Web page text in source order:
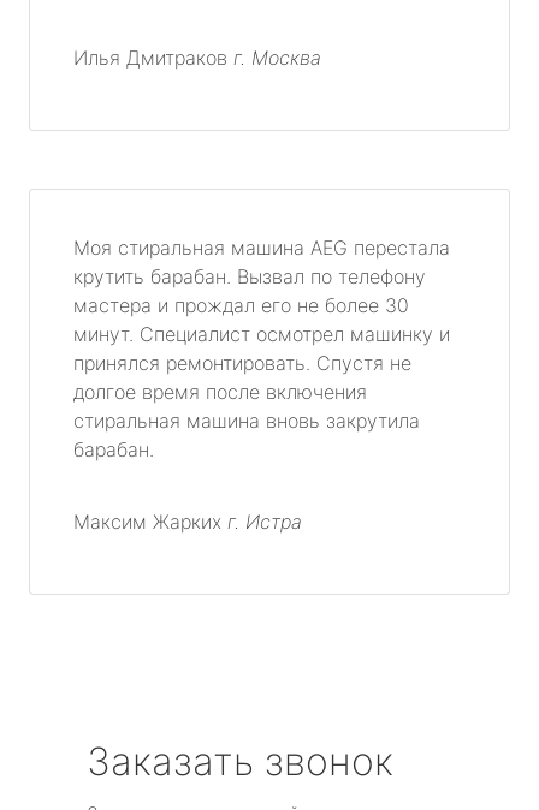
Илья Дмитраков г. Москва
Моя стиральная машина AEG перестала
крутить барабан. Вызвал по телефону
мастера и прождал его не более 30
минут. Специалист осмотрел машинку и
принялся ремонтировать. Спустя не
долгое время после включения
стиральная машина вновь закрутила
барабан.
Максим Жарких г. Истра
Заказать звонок